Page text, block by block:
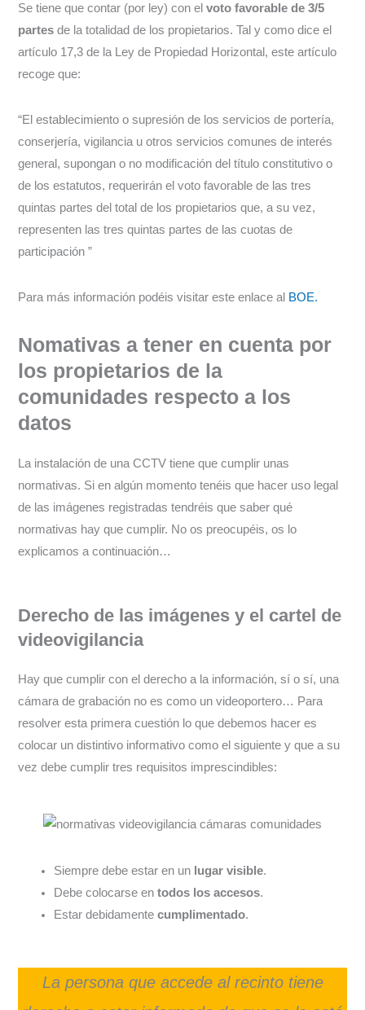
Se tiene que contar (por ley) con elvoto favorable de 3/5
partes de la totalidad de los propietarios. Tal y como dice el
artículo 17,3 de la Ley de Propiedad Horizontal, este artículo
recoge que:
“El establecimiento o supresión de los servicios de portería,
conserjería, vigilancia u otros servicios comunes de interés
general, supongan o no modificación del título constitutivo o
de los estatutos, requerirán el voto favorable de las tres
quintas partes del total de los propietarios que, a su vez,
representen las tres quintas partes de las cuotas de
participación ”
Para más información podéis visitar este enlace al BOE.
Nomativas a tener en cuenta por
los propietarios de la
comunidades respecto a los
datos
La instalación de una CCTV tiene que cumplir unas
normativas. Si en algún momento tenéis que hacer uso legal
de las imágenes registradas tendréis que saber qué
normativas hay que cumplir. No os preocupéis, os lo
explicamos a continuación…
Derecho de las imágenes y el cartel de
videovigilancia
Hay que cumplir con el derecho a la información, sí o sí, una
cámara de grabación no es como un videoportero… Para
resolver esta primera cuestión lo que debemos hacer es
colocar un distintivo informativo como el siguiente y que a su
vez debe cumplir tres requisitos imprescindibles:
Siempre debe estar en un lugar visible.
Debe colocarse entodos los accesos.
Estar debidamentecumplimentado.
La persona que accede al recinto tiene